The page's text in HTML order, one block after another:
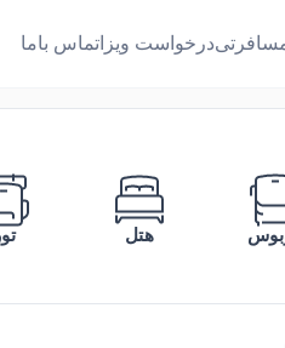
درخواست ویزا تماس باما
هتل